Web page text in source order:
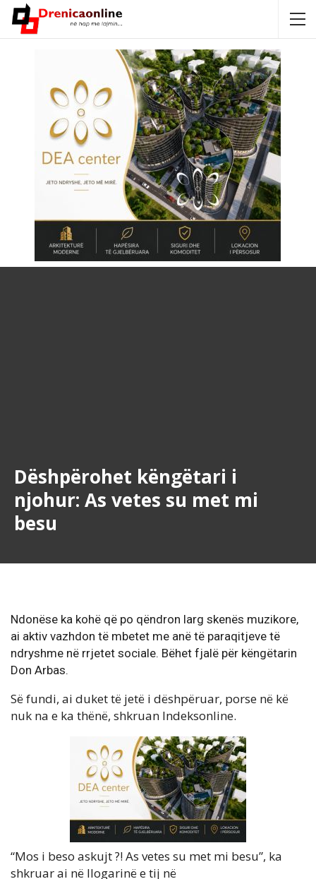
Dëshpërohet këngëtari i
njohur: As vetes su met mi
besu
Ndonëse ka kohë që po qëndron larg skenës muzikore,
ai aktiv vazhdon të mbetet me anë të paraqitjeve të
ndryshme në rrjetet sociale. Bëhet fjalë për këngëtarin
Don Arbas.
Së fundi, ai duket të jetë i dëshpëruar, porse në kë
nuk na e ka thënë, shkruan Indeksonline.
“Mos i beso askujt ?! As vetes su met mi besu”, ka
shkruar ai në llogarinë e tij në